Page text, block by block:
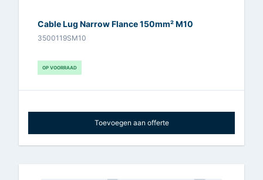
Cable Lug Narrow Flance 150mm² M10
3500119SM10
OP VOORRAAD
Toevoegen aan offerte